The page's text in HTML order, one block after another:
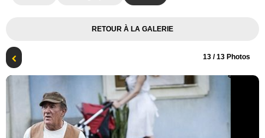
RETOUR À LA GALERIE
13 / 13 Photos